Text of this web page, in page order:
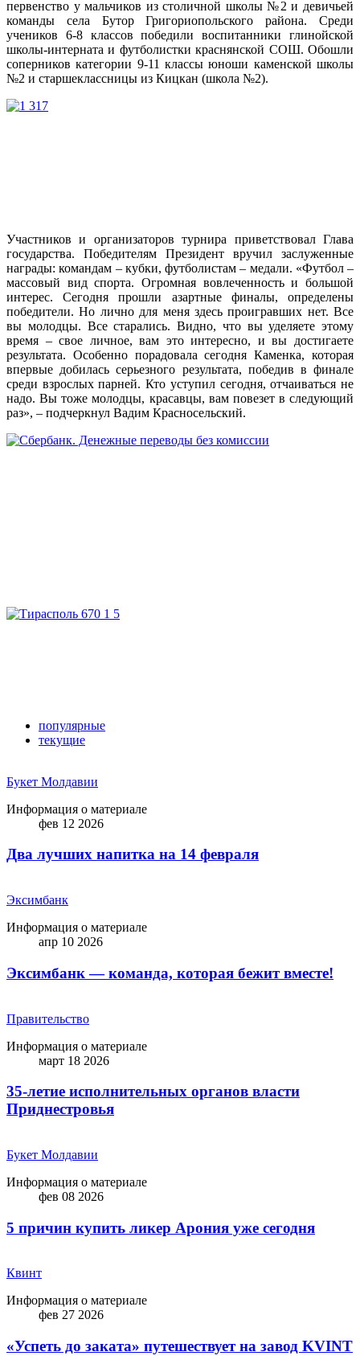
первенство у мальчиков из столичной школы №2 и девичьей
команды села Бутор Григориопольского района. Среди
учеников 6-8 классов победили воспитанники глинойской
школы-интерната и футболистки краснянской СОШ. Обошли
соперников категории 9-11 классы юноши каменской школы
№2 и старшеклассницы из Кицкан (школа №2).
Участников и организаторов турнира приветствовал Глава
государства. Победителям Президент вручил заслуженные
награды: командам – кубки, футболистам – медали. «Футбол –
массовый вид спорта. Огромная вовлеченность и большой
интерес. Сегодня прошли азартные финалы, определены
победители. Но лично для меня здесь проигравших нет. Все
вы молодцы. Все старались. Видно, что вы уделяете этому
время – свое личное, вам это интересно, и вы достигаете
результата. Особенно порадовала сегодня Каменка, которая
впервые добилась серьезного результата, победив в финале
среди взрослых парней. Кто уступил сегодня, отчаиваться не
надо. Вы тоже молодцы, красавцы, вам повезет в следующий
раз», – подчеркнул Вадим Красносельский.
популярные
текущие
Букет Молдавии
Информация о материале
фев 12 2026
Два лучших напитка на 14 февраля
Эксимбанк
Информация о материале
апр 10 2026
Эксимбанк — команда, которая бежит вместе!
Правительство
Информация о материале
март 18 2026
35-летие исполнительных органов власти
Приднестровья
Букет Молдавии
Информация о материале
фев 08 2026
5 причин купить ликep Арония уже сегодня
Квинт
Информация о материале
фев 27 2026
«Успеть до заката» путешествует на завод KVINT